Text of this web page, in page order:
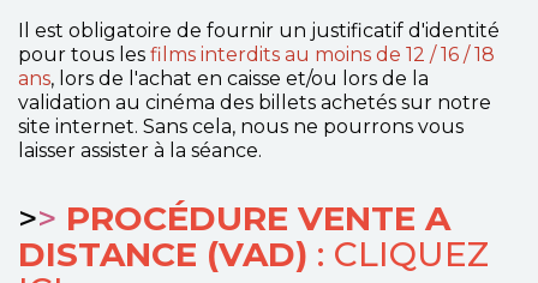
Il est obligatoire de fournir un justificatif d'identité
pour tous les films interdits au moins de 12 / 16 / 18
ans, lors de l'achat en caisse et/ou lors de la
validation au cinéma des billets achetés sur notre
site internet. Sans cela, nous ne pourrons vous
laisser assister à la séance.
>> PROCÉDURE VENTE A
DISTANCE (VAD) : CLIQUEZ